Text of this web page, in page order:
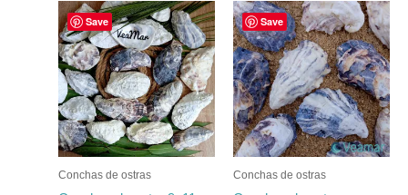
Save
Conchas de ostras
Rango
de
precios:
desde
€24.35
hasta
€299.00
Este
producto
tiene
múltiples
variantes.
Las
opciones
Save
Conchas de ostras
Rango
de
precios:
desde
€23.50
hasta
€296.00
Este
producto
tiene
múltiples
variantes.
Las
opciones